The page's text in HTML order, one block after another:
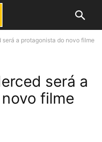
a protagonista do novo filme
será a
filme